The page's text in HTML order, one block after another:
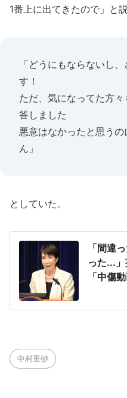
1番上に出てきたので」と
「どうにもならないし
す！
ただ、気になってた方
答しました
悪意はなかったと思う
ん」
としていた。
「間違
った...
「中傷
中村里砂